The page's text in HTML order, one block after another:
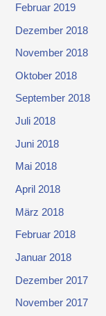
Februar 2019
Dezember 2018
November 2018
Oktober 2018
September 2018
Juli 2018
Juni 2018
Mai 2018
April 2018
März 2018
Februar 2018
Januar 2018
Dezember 2017
November 2017